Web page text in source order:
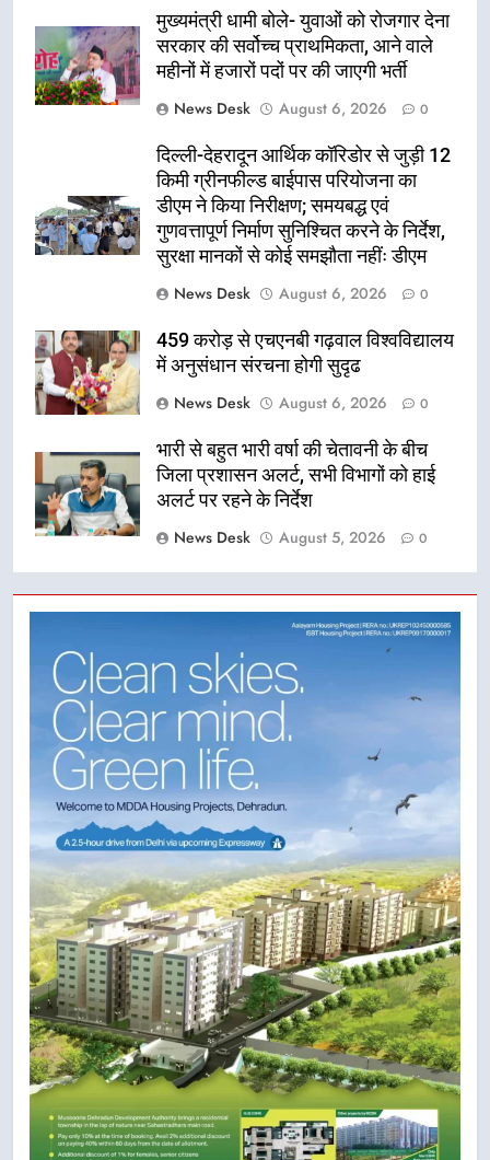
मुख्यमंत्री धामी बोले- युवाओं को रोजगार देना
सरकार की सर्वोच्च प्राथमिकता, आने वाले
महीनों में हजारों पदों पर की जाएगी भर्ती
News Desk
August 6, 2026 0
दिल्ली-देहरादून आर्थिक कॉरिडोर से जुड़ी 12
किमी ग्रीनफील्ड बाईपास परियोजना का
डीएम ने किया निरीक्षण; समयबद्ध एवं
गुणवत्तापूर्ण निर्माण सुनिश्चित करने के निर्देश,
सुरक्षा मानकों से कोई समझौता नहींः डीएम
News Desk
August 6, 2026 0
459 करोड़ से एचएनबी गढ़वाल विश्वविद्यालय
में अनुसंधान संरचना होगी सुदृढ
News Desk
August 6, 2026 0
भारी से बहुत भारी वर्षा की चेतावनी के बीच
जिला प्रशासन अलर्ट, सभी विभागों को हाई
अलर्ट पर रहने के निर्देश
News Desk
August 5, 2026 0